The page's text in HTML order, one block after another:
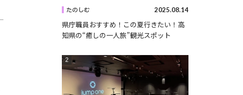
たのしむ 2025.08.14
県庁職員おすすめ！この夏行きたい！高
知県の“癒しの一人旅”観光スポット